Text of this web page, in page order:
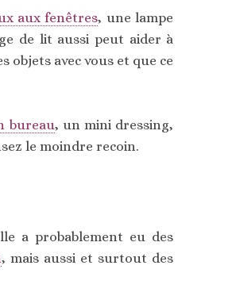
aux fenêtres, une lampe
de lit aussi peut aider à
objets avec vous et que ce
bureau, un mini dressing,
le moindre recoin.
a probablement eu des
, mais aussi et surtout des